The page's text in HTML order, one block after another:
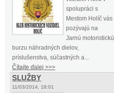
spolupráci s
Mestom Holíč vás
pozývajú na
Jarnú motoristickú
burzu náhradných dielov,
príslušenstva, súčastných a...
Čítajte ďalej >>>
SLUŽBY
11/03/2014, 18:01